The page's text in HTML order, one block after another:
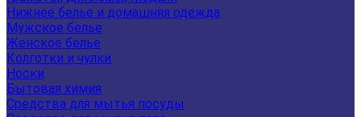
Нижнее белье и домашняя одежда
Мужское белье
Женское белье
Колготки и чулки
Носки
Бытовая химия
Средства для мытья посуды